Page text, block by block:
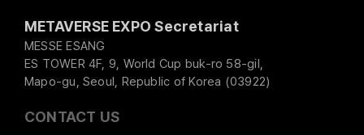
METAVERSE EXPO Secretariat
MESSE ESANG
ES TOWER 4F, 9, World Cup buk-ro 58-gil,
Mapo-gu, Seoul, Republic of Korea (03922)
CONTACT US